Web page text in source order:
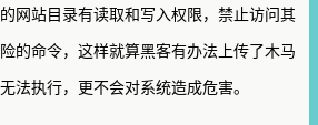
网站目录有读取和写入权限，禁止访问其
的命令，这样就算黑客有办法上传了木马
法执行，更不会对系统造成危害。